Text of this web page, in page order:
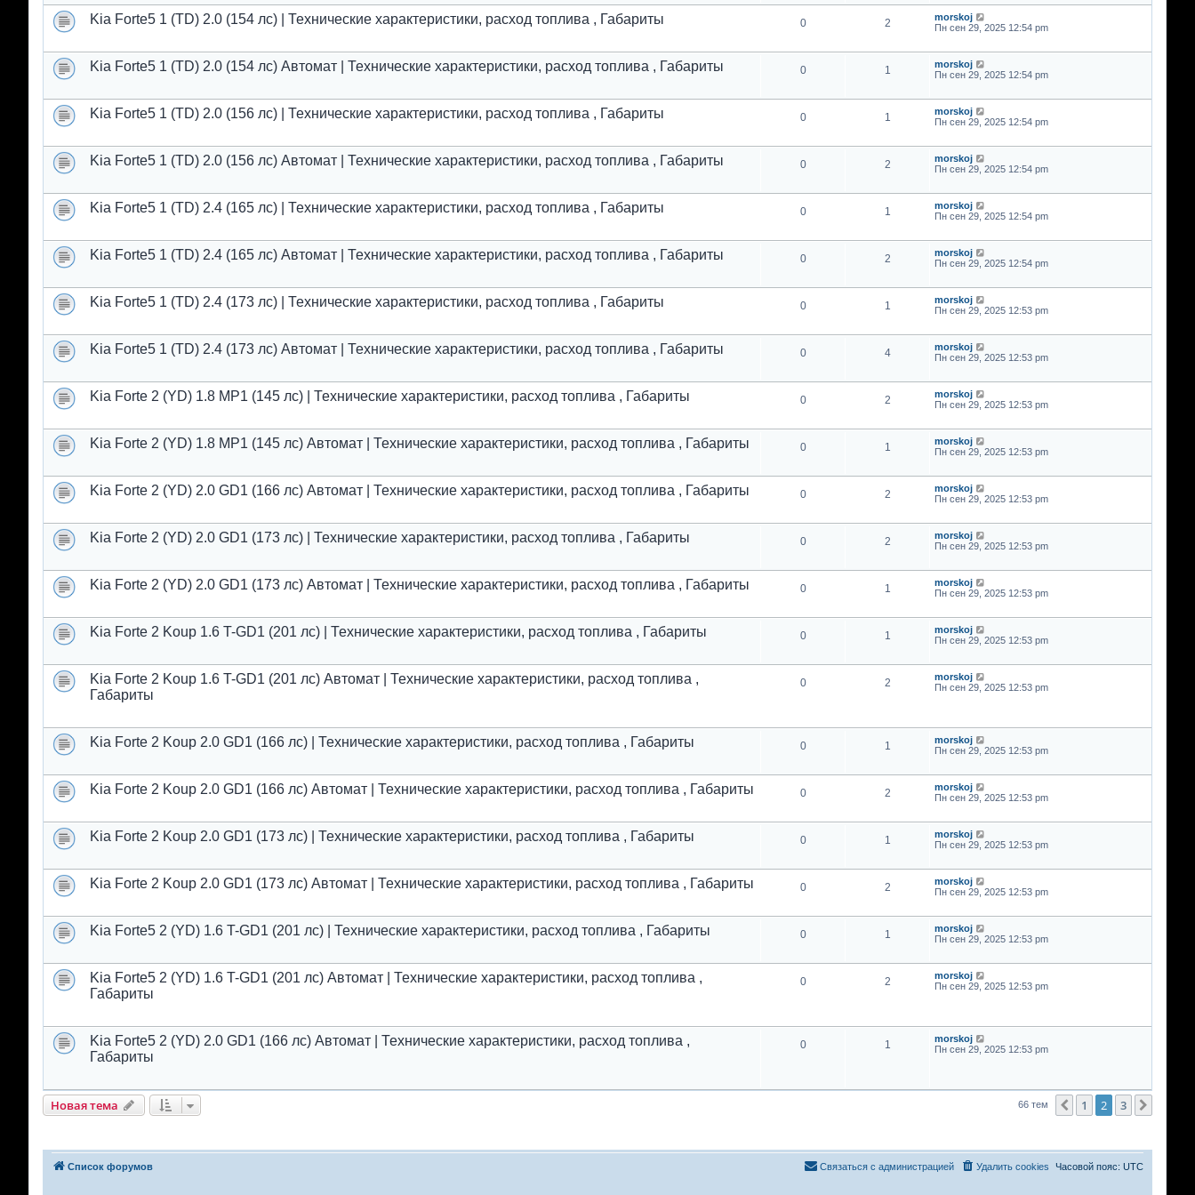
Kia Forte5 1 (TD) 2.0 (154 лс) | Технические характеристики, расход топлива , Габариты 0 2
morskoj
Пн сен 29, 2025 12:54 pm
Kia Forte5 1 (TD) 2.0 (154 лс) Автомат | Технические характеристики, расход топлива , Габариты 0 1
morskoj
Пн сен 29, 2025 12:54 pm
Kia Forte5 1 (TD) 2.0 (156 лс) | Технические характеристики, расход топлива , Габариты 0 1
morskoj
Пн сен 29, 2025 12:54 pm
Kia Forte5 1 (TD) 2.0 (156 лс) Автомат | Технические характеристики, расход топлива , Габариты 0 2
morskoj
Пн сен 29, 2025 12:54 pm
Kia Forte5 1 (TD) 2.4 (165 лс) | Технические характеристики, расход топлива , Габариты 0 1
morskoj
Пн сен 29, 2025 12:54 pm
Kia Forte5 1 (TD) 2.4 (165 лс) Автомат | Технические характеристики, расход топлива , Габариты 0 2
morskoj
Пн сен 29, 2025 12:54 pm
Kia Forte5 1 (TD) 2.4 (173 лс) | Технические характеристики, расход топлива , Габариты 0 1
morskoj
Пн сен 29, 2025 12:53 pm
Kia Forte5 1 (TD) 2.4 (173 лс) Автомат | Технические характеристики, расход топлива , Габариты 0 4
morskoj
Пн сен 29, 2025 12:53 pm
Kia Forte 2 (YD) 1.8 MP1 (145 лс) | Технические характеристики, расход топлива , Габариты 0 2
morskoj
Пн сен 29, 2025 12:53 pm
Kia Forte 2 (YD) 1.8 MP1 (145 лс) Автомат | Технические характеристики, расход топлива , Габариты 0 1
morskoj
Пн сен 29, 2025 12:53 pm
Kia Forte 2 (YD) 2.0 GD1 (166 лс) Автомат | Технические характеристики, расход топлива , Габариты 0 2
morskoj
Пн сен 29, 2025 12:53 pm
Kia Forte 2 (YD) 2.0 GD1 (173 лс) | Технические характеристики, расход топлива , Габариты 0 2
morskoj
Пн сен 29, 2025 12:53 pm
Kia Forte 2 (YD) 2.0 GD1 (173 лс) Автомат | Технические характеристики, расход топлива , Габариты 0 1
morskoj
Пн сен 29, 2025 12:53 pm
Kia Forte 2 Koup 1.6 T-GD1 (201 лс) | Технические характеристики, расход топлива , Габариты 0 1
morskoj
Пн сен 29, 2025 12:53 pm
Kia Forte 2 Koup 1.6 T-GD1 (201 лс) Автомат | Технические характеристики, расход топлива ,
Габариты
0 2
morskoj
Пн сен 29, 2025 12:53 pm
Kia Forte 2 Koup 2.0 GD1 (166 лс) | Технические характеристики, расход топлива , Габариты 0 1
morskoj
Пн сен 29, 2025 12:53 pm
Kia Forte 2 Koup 2.0 GD1 (166 лс) Автомат | Технические характеристики, расход топлива , Габариты 0 2
morskoj
Пн сен 29, 2025 12:53 pm
Kia Forte 2 Koup 2.0 GD1 (173 лс) | Технические характеристики, расход топлива , Габариты 0 1
morskoj
Пн сен 29, 2025 12:53 pm
Kia Forte 2 Koup 2.0 GD1 (173 лс) Автомат | Технические характеристики, расход топлива , Габариты 0 2
morskoj
Пн сен 29, 2025 12:53 pm
Kia Forte5 2 (YD) 1.6 T-GD1 (201 лс) | Технические характеристики, расход топлива , Габариты 0 1
morskoj
Пн сен 29, 2025 12:53 pm
Kia Forte5 2 (YD) 1.6 T-GD1 (201 лс) Автомат | Технические характеристики, расход топлива ,
Габариты
0 2
morskoj
Пн сен 29, 2025 12:53 pm
Kia Forte5 2 (YD) 2.0 GD1 (166 лс) Автомат | Технические характеристики, расход топлива ,
Габариты
0 1
morskoj
Пн сен 29, 2025 12:53 pm
Новая тема 66 тем Пред.
1 2 3
Список форумов Часовой пояс: UTC
Удалить cookies
Связаться с администрацией